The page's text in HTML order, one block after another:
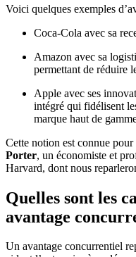
Voici quelques exemples
Coca-Cola avec sa
Amazon avec sa
permettant de réduire
Apple avec ses
intégré qui fidélisent
marque haut de
Cette notion est connue pour
Porter, un économiste et
Harvard, dont nous
Quelles sont les
avantage
Un avantage concurrentiel